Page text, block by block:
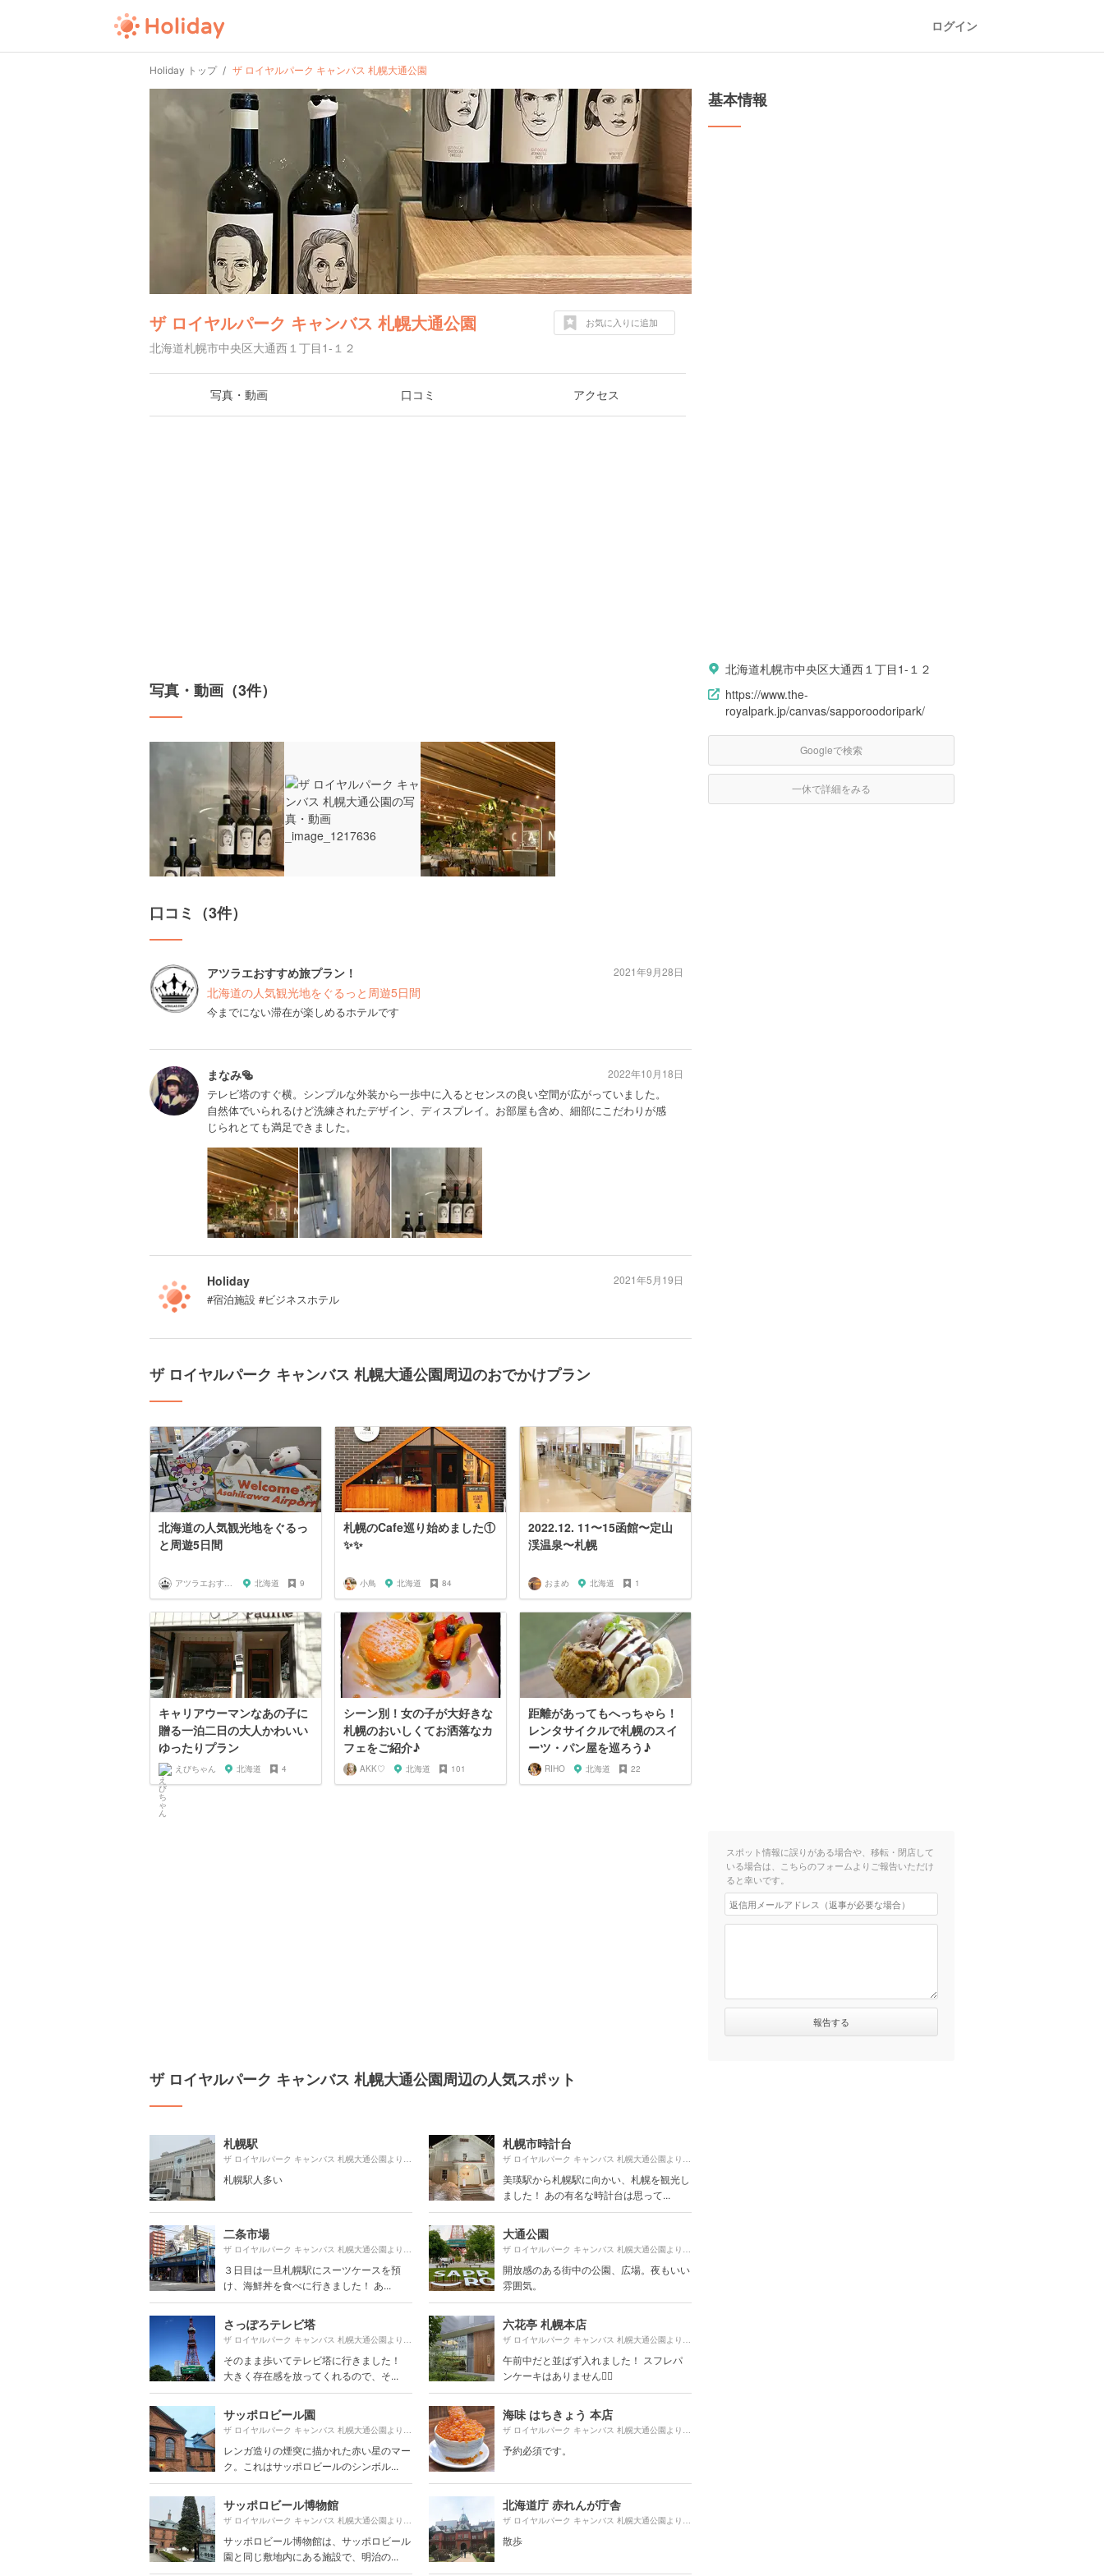
ログイン
Holiday トップ ザ ロイヤルパーク キャンバス 札幌大通公園
ザ ロイヤルパーク キャンバス 札幌大通公園
北海道札幌市中央区大通西１丁目1-１２
お気に入りに追加
写真・動画 口コミ アクセス
写真・動画（3件）
口コミ（3件）
アツラエおすすめ旅プラン！
北海道の人気観光地をぐるっと周遊5日間
今までにない滞在が楽しめるホテルです
2021年9月28日
まなみ🥯
テレビ塔のすぐ横。シンプルな外装から一歩中に入るとセンスの良い空間が広がっていました。
自然体でいられるけど洗練されたデザイン、ディスプレイ。お部屋も含め、細部にこだわりが感
じられとても満足できました。
2022年10月18日
Holiday
#宿泊施設 #ビジネスホテル
2021年5月19日
ザ ロイヤルパーク キャンバス 札幌大通公園周辺のおでかけプラン
北海道の人気観光地をぐるっ
と周遊5日間
アツラエおすすめ旅プラン！ 北海道 9
札幌のCafe巡り始めました①
✨✨
小鳥 北海道 84
2022.12. 11〜15函館〜定山
渓温泉〜札幌
おまめ 北海道 1
キャリアウーマンなあの子に
贈る一泊二日の大人かわいい
ゆったりプラン
えびちゃん 北海道 4
シーン別！女の子が大好きな
札幌のおいしくてお洒落なカ
フェをご紹介♪
AKK♡ 北海道 101
距離があってもへっちゃら！
レンタサイクルで札幌のスイ
ーツ・パン屋を巡ろう♪
RIHO 北海道 22
ザ ロイヤルパーク キャンバス 札幌大通公園周辺の人気スポット
札幌駅
ザ ロイヤルパーク キャンバス 札幌大通公園より約 1010m（徒歩17分）
札幌駅人多い
札幌市時計台
ザ ロイヤルパーク キャンバス 札幌大通公園より約
美瑛駅から札幌駅に向かい、札幌を観光し
ました！ あの有名な時計台は思って...
二条市場
ザ ロイヤルパーク キャンバス 札幌大通公園より約 300m（徒歩6分）
３日目は一旦札幌駅にスーツケースを預
け、海鮮丼を食べに行きました！ あ...
大通公園
ザ ロイヤルパーク キャンバス 札幌大通公園より約
開放感のある街中の公園、広場。夜もいい
雰囲気。
さっぽろテレビ塔
ザ ロイヤルパーク キャンバス 札幌大通公園より約 80m（徒歩2分）
そのまま歩いてテレビ塔に行きました！
大きく存在感を放ってくれるので、そ...
六花亭 札幌本店
ザ ロイヤルパーク キャンバス 札幌大通公園より約
午前中だと並ばず入れました！ スフレパ
ンケーキはありません🙅‍♀️
サッポロビール園
ザ ロイヤルパーク キャンバス 札幌大通公園より約 1610m（徒歩27分）
レンガ造りの煙突に描かれた赤い星のマー
ク。これはサッポロビールのシンボル...
海味 はちきょう 本店
ザ ロイヤルパーク キャンバス 札幌大通公園より約
予約必須です。
サッポロビール博物館
ザ ロイヤルパーク キャンバス 札幌大通公園より約 1620m（徒歩27分）
サッポロビール博物館は、サッポロビール
園と同じ敷地内にある施設で、明治の...
北海道庁 赤れんが庁舎
ザ ロイヤルパーク キャンバス 札幌大通公園より約
散歩
基本情報
北海道札幌市中央区大通西１丁目1-１２
https://www.the-
royalpark.jp/canvas/sapporoodoripark/
Googleで検索
一休で詳細をみる
スポット情報に誤りがある場合や、移転・閉店して
いる場合は、こちらのフォームよりご報告いただけ
ると幸いです。